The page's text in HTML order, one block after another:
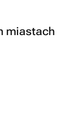
miastach